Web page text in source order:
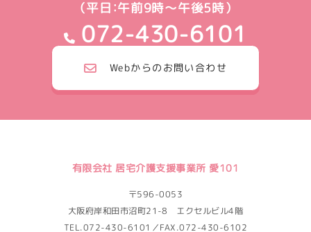
（平日：午前9時～午後5時）
072-430-6101
Webからのお問い合わせ
有限会社 居宅介護支援事業所 愛101
〒596-0053
大阪府岸和田市沼町21-8 エクセルビル4階
TEL.072-430-6101／FAX.072-430-6102